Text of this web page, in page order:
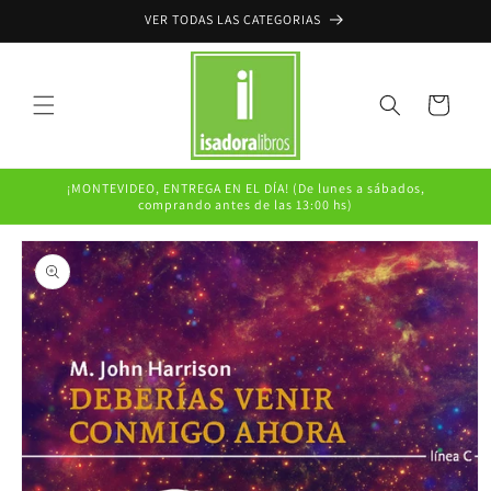
al contenido
VER TODAS LAS CATEGORIAS
Carrito
¡MONTEVIDEO, ENTREGA EN EL DÍA! (De lunes a sábados,
comprando antes de las 13:00 hs)
directamente
a la
información
del producto